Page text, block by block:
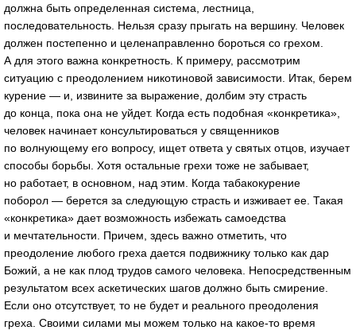
должна быть определенная система, лестница,
последовательность. Нельзя сразу прыгать на вершину. Человек
должен постепенно и целенаправленно бороться со грехом.
А для этого важна конкретность. К примеру, рассмотрим
ситуацию с преодолением никотиновой зависимости. Итак, берем
курение — и, извините за выражение, долбим эту страсть
до конца, пока она не уйдет. Когда есть подобная «конкретика»,
человек начинает консультироваться у священников
по волнующему его вопросу, ищет ответа у святых отцов, изучает
способы борьбы. Хотя остальные грехи тоже не забывает,
но работает, в основном, над этим. Когда табакокурение
поборол — берется за следующую страсть и изживает ее. Такая
«конкретика» дает возможность избежать самоедства
и мечтательности. Причем, здесь важно отметить, что
преодоление любого греха дается подвижнику только как дар
Божий, а не как плод трудов самого человека. Непосредственным
результатом всех аскетических шагов должно быть смирение.
Если оно отсутствует, то не будет и реального преодоления
греха. Своими силами мы можем только на какое-то время